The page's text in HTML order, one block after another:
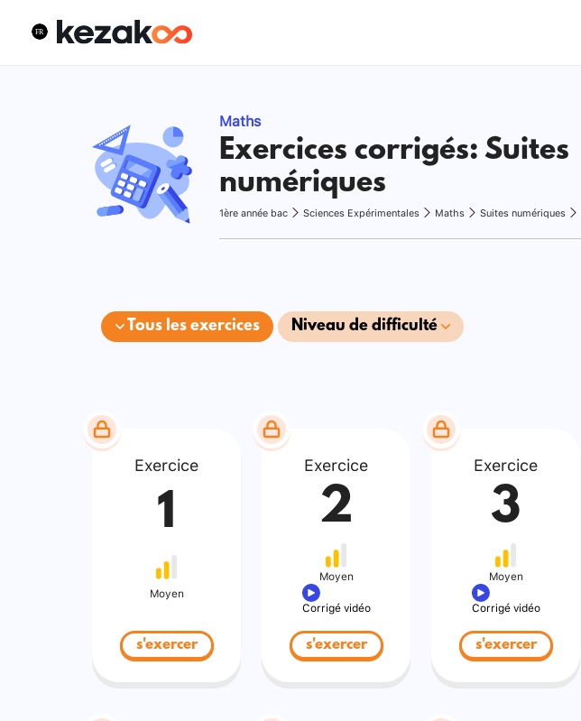
Maths
Exercices corrigés: Suites
numériques
1ère année bac Sciences Expérimentales Maths Suites numériques
Tous les exercices Niveau de difficulté
Exercice
1
Moyen
s'exercer
Exercice
2
Moyen
Corrigé vidéo
s'exercer
Exercice
3
Moyen
Corrigé vidéo
s'exercer